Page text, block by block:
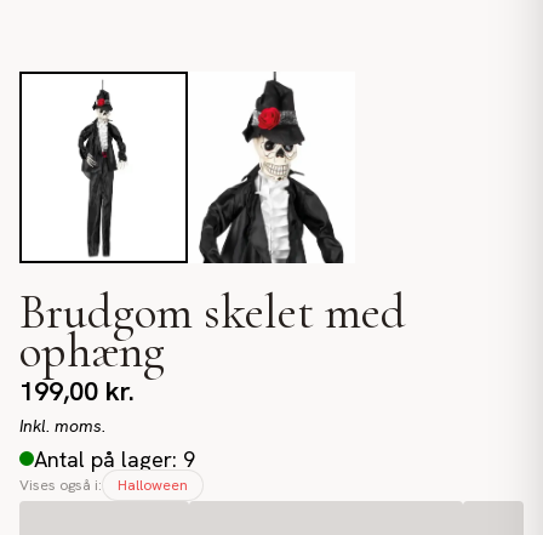
Brudgom skelet med
ophæng
199,00 kr.
Inkl. moms.
Antal på lager: 9
Vises også i: Halloween